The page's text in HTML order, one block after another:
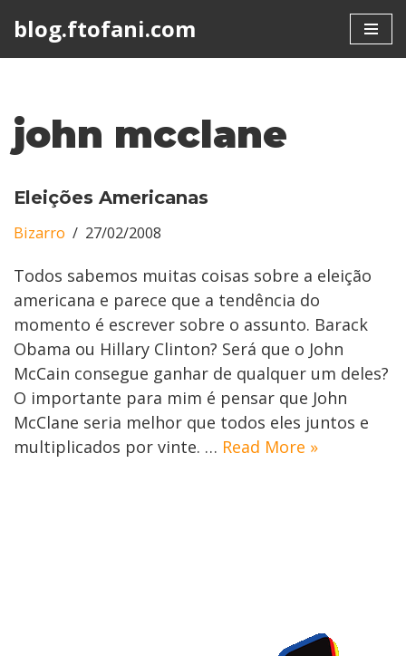
blog.ftofani.com
john mcclane
Eleições Americanas
Bizarro 27/02/2008
Todos sabemos muitas coisas sobre a eleição
americana e parece que a tendência do
momento é escrever sobre o assunto. Barack
Obama ou Hillary Clinton? Será que o John
McCain consegue ganhar de qualquer um deles?
O importante para mim é pensar que John
McClane seria melhor que todos eles juntos e
multiplicados por vinte. … Read More »